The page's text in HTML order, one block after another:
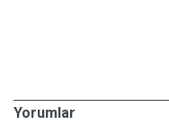
Yorumlar